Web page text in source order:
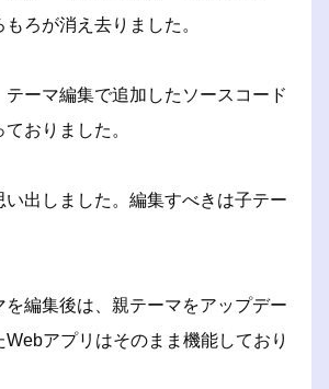
ろが消え去りました。
ーマ編集で追加したソースコード
おりました。
い出しました。編集すべきは子テー
を編集後は、親テーマをアップデー
Webアプリはそのまま機能しており